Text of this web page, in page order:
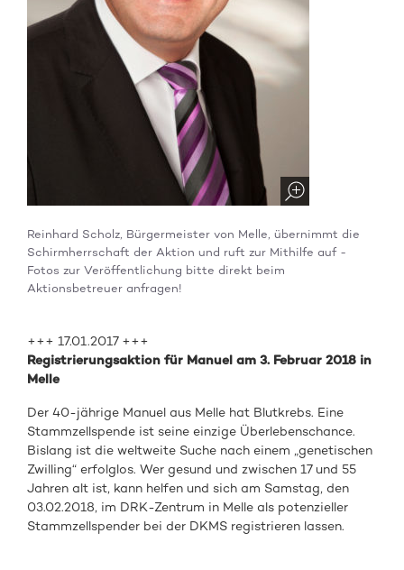
Reinhard Scholz, Bürgermeister von Melle, übernimmt die
Schirmherrschaft der Aktion und ruft zur Mithilfe auf -
Fotos zur Veröffentlichung bitte direkt beim
Aktionsbetreuer anfragen!
+++ 17.01.2017 +++
Registrierungsaktion für Manuel am 3. Februar 2018 in
Melle
Der 40-jährige Manuel aus Melle hat Blutkrebs. Eine
Stammzellspende ist seine einzige Überlebenschance.
Bislang ist die weltweite Suche nach einem „genetischen
Zwilling“ erfolglos. Wer gesund und zwischen 17 und 55
Jahren alt ist, kann helfen und sich am Samstag, den
03.02.2018, im DRK-Zentrum in Melle als potenzieller
Stammzellspender bei der DKMS registrieren lassen.